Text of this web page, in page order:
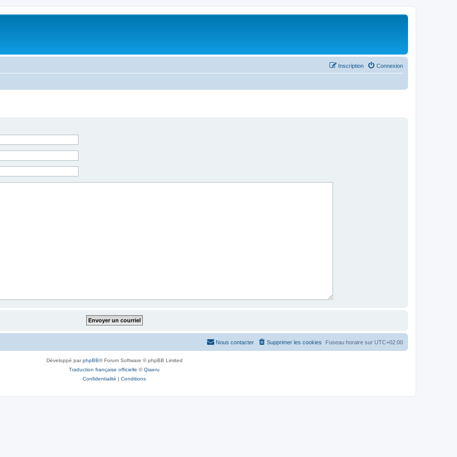
Connexion
Inscription
Fuseau horaire sur UTC+02:00
Supprimer les cookies
Nous contacter
Développé parphpBB® Forum Software © phpBB Limited
Traduction française officielle ©Qiaeru
Confidentialité | Conditions